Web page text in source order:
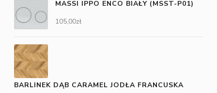
MASSI IPPO ENCO BIAŁY (MSST-P01)
105,00zł
BARLINEK DĄB CARAMEL JODŁA FRANCUSKA